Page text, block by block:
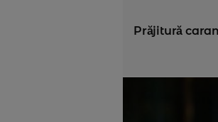
Prăjitură